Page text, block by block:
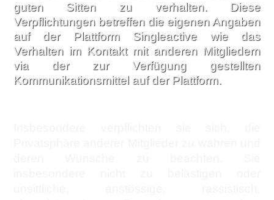
guten Sitten zu verhalten. Diese
Verpflichtungen betreffen die eigenen Angaben
auf der Plattform Singleactive wie das
Verhalten im Kontakt mit anderen Mitgliedern
via der zur Verfügung gestellten
Kommunikationsmittel auf der Plattform.